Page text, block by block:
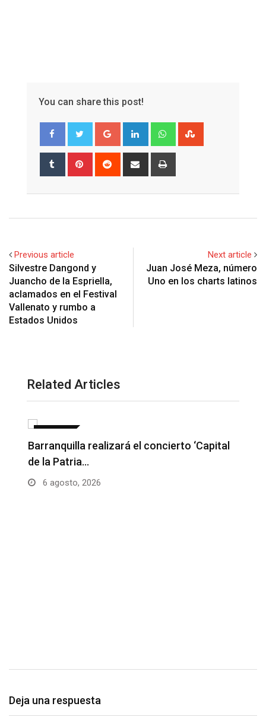
You can share this post!
Google+ LinkedIn Whatsapp
Tumblr Pinterest Reddit
Share
Previous article
Silvestre Dangond y
Juancho de la Espriella,
aclamados en el Festival
Vallenato y rumbo a
Estados Unidos
Next article
Juan José Meza, número
Uno en los charts latinos
Related Articles
Barranquilla realizará el concierto ‘Capital
de la Patria…
6 agosto, 2026
Deja una respuesta